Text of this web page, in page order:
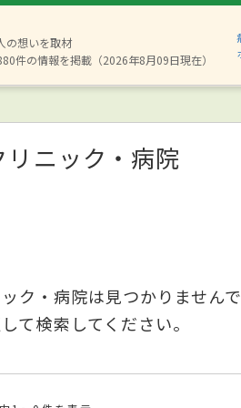
の想いを取材
件の情報を掲載（2026年8月09日現在）
リニック・病院
ク・病院は見つかりませんで
て検索してください。